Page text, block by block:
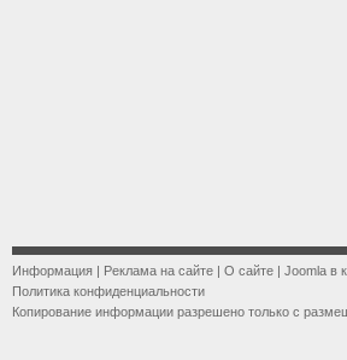
Информация | Реклама на сайте | О сайте | Joomla в
Политика конфиденциальности
Копирование информации разрешено только с